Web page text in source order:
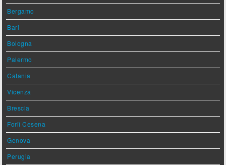
Bergamo
Bari
Bologna
Palermo
Catania
Vicenza
Brescia
Forlì Cesena
Genova
Perugia